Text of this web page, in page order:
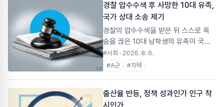
며, JAMA Internal Medicine 연구에
서는 첨가당 섭취 비율이 높을수록 사
망 위험이 두 배 이상 높아진다고 밝혔
습니다. 따라서 탄산음료, 가공식품 등
첨가당 섭취를 줄이고 식품 표시를 확
인하는 것이 중요합니다.
경찰 압수수색 후 사망한 10대 유족,
국가 상대 소송 제기
경찰의 압수수색을 받은 뒤 스스로 목
숨을 끊은 10대 남학생의 유족이 국가
와 경찰관들을 상대로 손해배상 소송을
제기했습니다. 당시 홈캠 영상에는, 부
모가 없는 상태에서 경찰이 미성년자인
담겼습니다.
#사회 · 2026. 8. 6.
#A군 #자택
출산율 반등, 정책 성과인가 인구 착